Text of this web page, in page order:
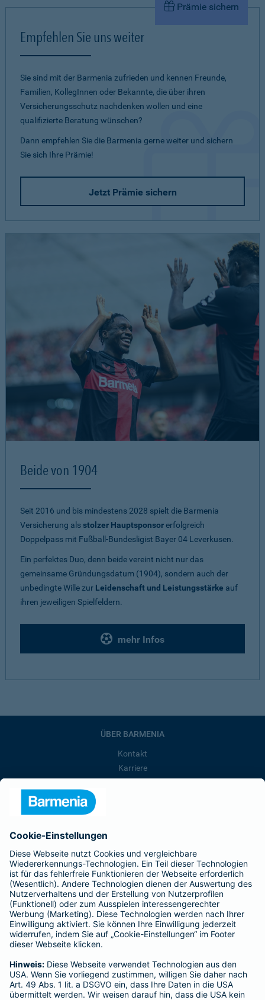
Prämie sichern
Empfehlen Sie uns weiter
Sie sind mit der Barmenia zufrieden und kennen Freunde,
Familien, KollegInnen oder Bekannte, die über ihren
Versicherungsschutz nachdenken wollen und eine
qualifizierte Beratung wünschen?
Dann empfehlen Sie die Barmenia gerne weiter und sichern
Sie sich Ihre Prämie!
Jetzt Prämie sichern
Beide von 1904
Seit 2016 und bis mindestens 2028 spielt die Barmenia
Versicherung alsstolzer Hauptsponsorerfolgreich
Doppelpass mit Fußball-Bundesligist Bayer 04 Leverkusen.
Ein perfektes Duo, denn beide vereint nicht nur das
gemeinsame Gründungsdatum (1904), sondern auch der
unbedingte Wille zur Leidenschaft und Leistungsstärke auf
ihren jeweiligen Spielfeldern.
mehr Infos
ÜBER BARMENIA
Kontakt
Karriere
Barmenia ist Teil der BarmeniaGothaer
BELIEBTE SEITEN
Kranken-Zusatzversicherung
Tierversicherungen
Haftpflichtversicherung
Hausratversicherung
Adresse ändern
Schaden melden